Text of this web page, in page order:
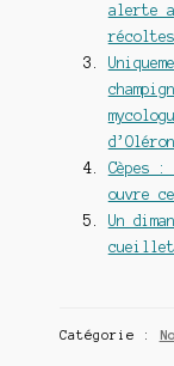
alerte
récoltes
d’Oléron
Cèpes :
ouvre
Un
Catégorie :